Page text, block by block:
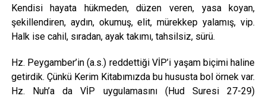
Kendisi hayata hükmeden, düzen veren, yasa koyan,
şekillendiren, aydın, okumuş, elit, mürekkep yalamış, vip.
Halk ise cahil, sıradan, ayak takımı, tahsilsiz, sürü.
Hz. Peygamber’in (a.s.) reddettiği VİP’i yaşam biçimi haline
getirdik. Çünkü Kerim Kitabımızda bu hususta bol örnek var.
Hz. Nuh’a da VİP uygulamasını (Hud Suresi 27-29)